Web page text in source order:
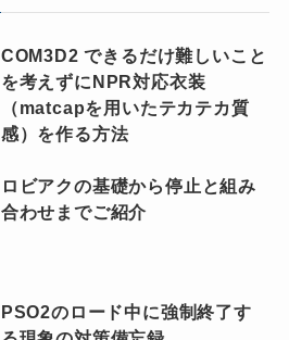
COM3D2 できるだけ難しいこと
を考えずにNPR対応衣装
（matcapを用いたテカテカ質
感）を作る方法
ロビアクの基礎から停止と組み
合わせまでご紹介
PSO2のロード中に強制終了す